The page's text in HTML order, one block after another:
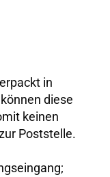
in
diese
keinen
Poststelle.